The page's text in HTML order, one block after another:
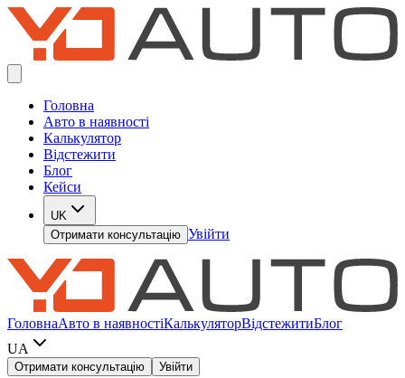
Головна
Авто в наявності
Калькулятор
Відстежити
Блог
Кейси
UK
Отримати консультацію Увійти
ГоловнаАвто в наявностіКалькуляторВідстежитиБлог
UA
Отримати консультацію Увійти